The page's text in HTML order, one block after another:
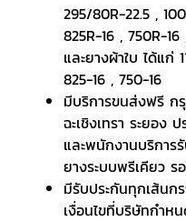
295/80R-22.5 ,
825R-16 , 750R-
และยางผ้าใบ ได้แ
825-16 , 750-16
มีบริการขนส่งฟรี ก
ฉะเชิงเทรา ระยอง
และพนักงานบริการ
ยางระบบพรีเคียว ร
มีรับประกันทุกเส้นก
เงื่อนไขที่บริษัทกำห